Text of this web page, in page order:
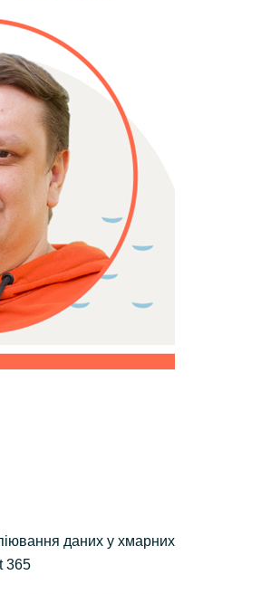
States
даних у хмарних
365